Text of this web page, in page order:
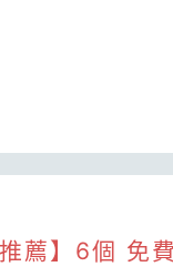
薦】6個 免